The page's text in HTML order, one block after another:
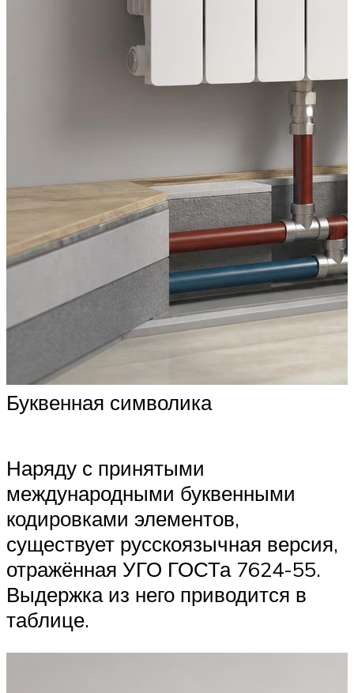
Буквенная символика
Наряду с принятыми
международными буквенными
кодировками элементов,
существует русскоязычная версия,
отражённая УГО ГОСТа 7624-55.
Выдержка из него приводится в
таблице.